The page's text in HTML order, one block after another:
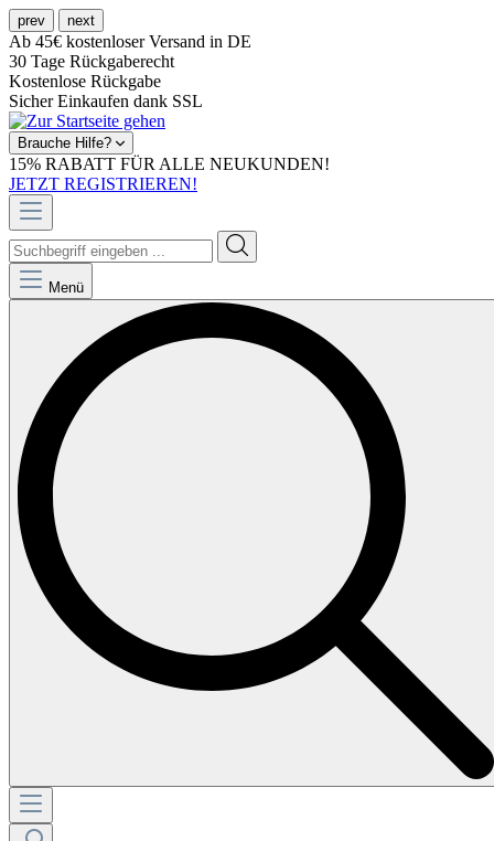
prev next
Ab 45€ kostenloser Versand in DE
30 Tage Rückgaberecht
Kostenlose Rückgabe
Sicher Einkaufen dank SSL
Brauche Hilfe?
15% RABATT FÜR ALLE NEUKUNDEN!
JETZT REGISTRIEREN!
Menü